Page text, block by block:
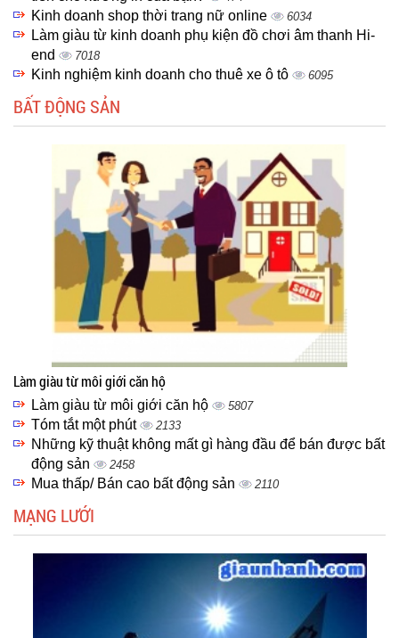
Kinh doanh shop thời trang nữ online 6034
Làm giàu từ kinh doanh phụ kiện đồ chơi âm thanh Hi-
end
7018
Kinh nghiệm kinh doanh cho thuê xe ô tô 6095
BẤT ĐỘNG SẢN
Làm giàu từ môi giới căn hộ
Làm giàu từ môi giới căn hộ 5807
Tóm tắt một phút 2133
Những kỹ thuật không mất gì hàng đầu để bán được bất
động sản
2458
Mua thấp/ Bán cao bất động sản 2110
MẠNG LƯỚI